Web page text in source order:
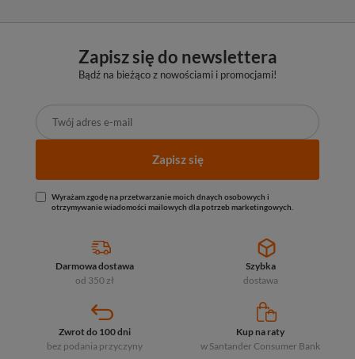
Zapisz się do newslettera
Bądź na bieżąco z nowościami i promocjami!
Zapisz się
Wyrażam zgodę na przetwarzanie moich dnaych osobowych i
otrzymywanie wiadomości mailowych dla potrzeb marketingowych.
Darmowa dostawa
od 350 zł
Szybka
dostawa
Zwrot do 100 dni
bez podania przyczyny
Kup na raty
w Santander Consumer Bank